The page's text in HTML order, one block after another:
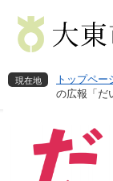
先
を 現在地 トップペー
の広報「だ